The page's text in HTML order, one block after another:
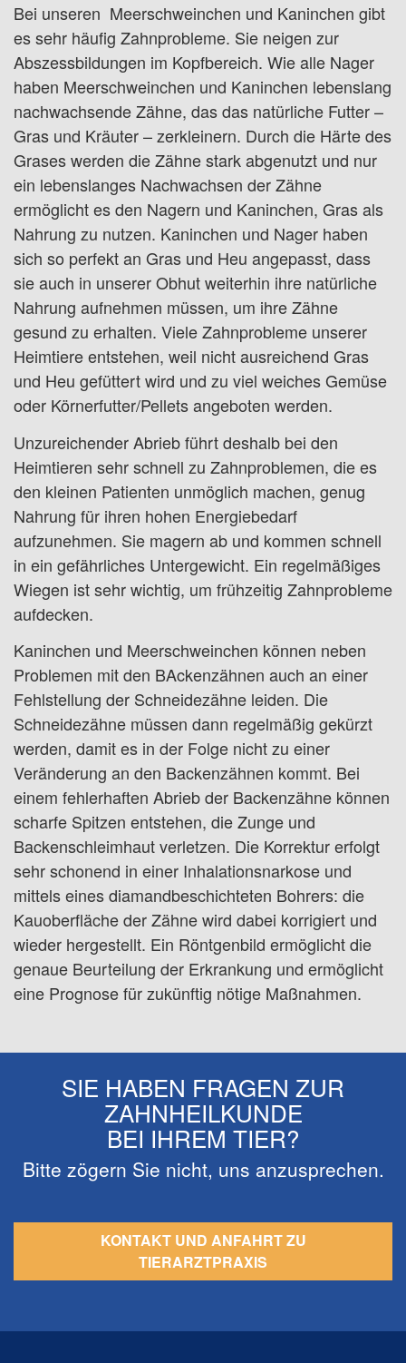
Bei unseren Meerschweinchen und Kaninchen gibt
es sehr häufig Zahnprobleme. Sie neigen zur
Abszessbildungen im Kopfbereich. Wie alle Nager
haben Meerschweinchen und Kaninchen lebenslang
nachwachsende Zähne, das das natürliche Futter –
Gras und Kräuter – zerkleinern. Durch die Härte des
Grases werden die Zähne stark abgenutzt und nur
ein lebenslanges Nachwachsen der Zähne
ermöglicht es den Nagern und Kaninchen, Gras als
Nahrung zu nutzen. Kaninchen und Nager haben
sich so perfekt an Gras und Heu angepasst, dass
sie auch in unserer Obhut weiterhin ihre natürliche
Nahrung aufnehmen müssen, um ihre Zähne
gesund zu erhalten. Viele Zahnprobleme unserer
Heimtiere entstehen, weil nicht ausreichend Gras
und Heu gefüttert wird und zu viel weiches Gemüse
oder Körnerfutter/Pellets angeboten werden.
Unzureichender Abrieb führt deshalb bei den
Heimtieren sehr schnell zu Zahnproblemen, die es
den kleinen Patienten unmöglich machen, genug
Nahrung für ihren hohen Energiebedarf
aufzunehmen. Sie magern ab und kommen schnell
in ein gefährliches Untergewicht. Ein regelmäßiges
Wiegen ist sehr wichtig, um frühzeitig Zahnprobleme
aufdecken.
Kaninchen und Meerschweinchen können neben
Problemen mit den BAckenzähnen auch an einer
Fehlstellung der Schneidezähne leiden. Die
Schneidezähne müssen dann regelmäßig gekürzt
werden, damit es in der Folge nicht zu einer
Veränderung an den Backenzähnen kommt. Bei
einem fehlerhaften Abrieb der Backenzähne können
scharfe Spitzen entstehen, die Zunge und
Backenschleimhaut verletzen. Die Korrektur erfolgt
sehr schonend in einer Inhalationsnarkose und
mittels eines diamandbeschichteten Bohrers: die
Kauoberfläche der Zähne wird dabei korrigiert und
wieder hergestellt. Ein Röntgenbild ermöglicht die
genaue Beurteilung der Erkrankung und ermöglicht
eine Prognose für zukünftig nötige Maßnahmen.
SIE HABEN FRAGEN ZUR
ZAHNHEILKUNDE
BEI IHREM TIER?
Bitte zögern Sie nicht, uns anzusprechen.
KONTAKT UND ANFAHRT ZU
TIERARZTPRAXIS